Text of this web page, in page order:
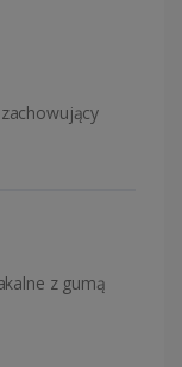
z gumą